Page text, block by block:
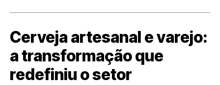
Cerveja artesanal e varejo:
a transformação que
redefiniu o setor